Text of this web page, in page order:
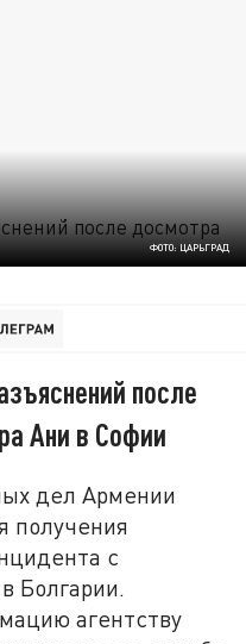
ФОТО: ЦАРЬГРАД
после
Ани в Софии
дел Армении
получения
с
Болгарии.
агентству